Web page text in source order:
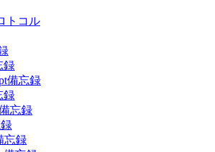
トコル
録
備忘録
録
忘録
忘録